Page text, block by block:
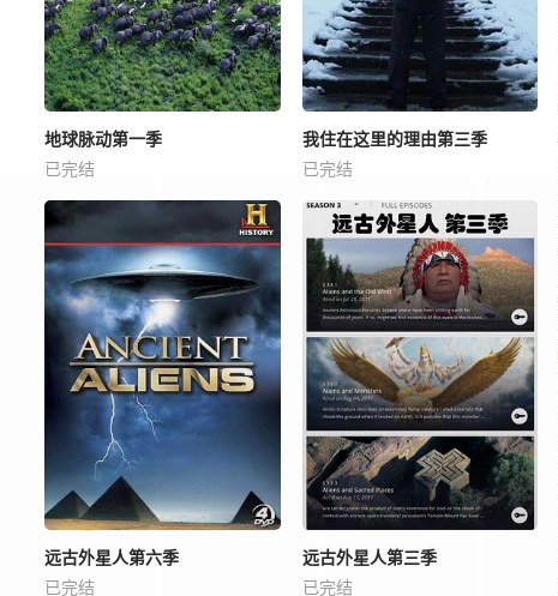
地球脉动第一季
已完结
我住在这里的理由第三季
已完结
远古外星人第六季
已完结
远古外星人第三季
已完结